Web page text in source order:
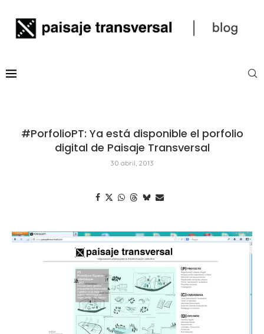
#PorfolioPT: Ya está disponible el porfolio
digital de Paisaje Transversal
30 abril, 2013